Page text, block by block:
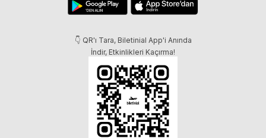
👇 QR'ı Tara, Biletinial App'i Anında
İndir, Etkinlikleri Kaçırma!